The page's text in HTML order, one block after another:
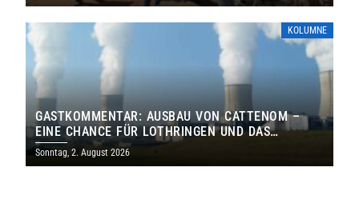
KOLUMNE
GASTKOMMENTAR: AUSBAU VON CATTENOM –
EINE CHANCE FÜR LOTHRINGEN UND DAS
SAARLAND
Sonntag, 2. August 2026